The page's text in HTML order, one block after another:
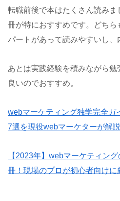
転職前後で本はたくさん読み
冊が特におすすめです。どち
パートがあって読みやすいし、
あとは実践経験を積みながら
良いのでおすすめ。
webマーケティング独学完全ガ
7選を現役webマーケターが解説
【2023年】webマーケティン
冊！現場のプロが初心者向けに